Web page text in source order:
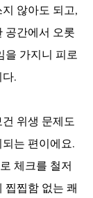
않아도 되고,
공간에서 오롯
을 가지니 피로
.
위생 문제도
는 편이에요.
체크를 철저
찝찝함 없는 쾌